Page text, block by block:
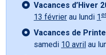
Vacances d’Hiver
13 février au lundi 1 er
Vacances de
samedi 10 avril au